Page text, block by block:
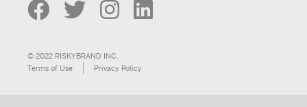
© 2022 RISKYBRAND INC.
Terms of Use
Privacy Policy